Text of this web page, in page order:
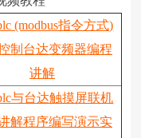
(modbus指令方式)
制台达变频器编程
讲解
与台达触摸屏联机
解程序编写演示实